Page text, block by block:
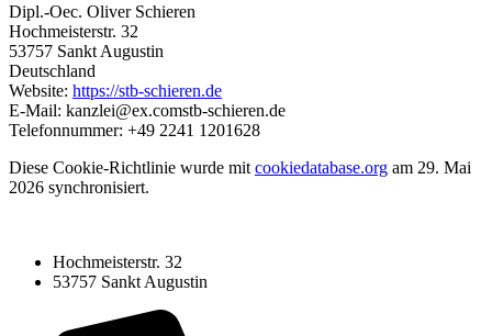
Dipl.-Oec. Oliver Schieren
Hochmeisterstr. 32
53757 Sankt Augustin
Deutschland
Website: https://stb-schieren.de
E-Mail: kanzlei@ex.comstb-schieren.de
Telefonnummer: +49 2241 1201628
Diese Cookie-Richtlinie wurde mit cookiedatabase.org am 29. Mai
2026 synchronisiert.
Hochmeisterstr. 32
53757 Sankt Augustin